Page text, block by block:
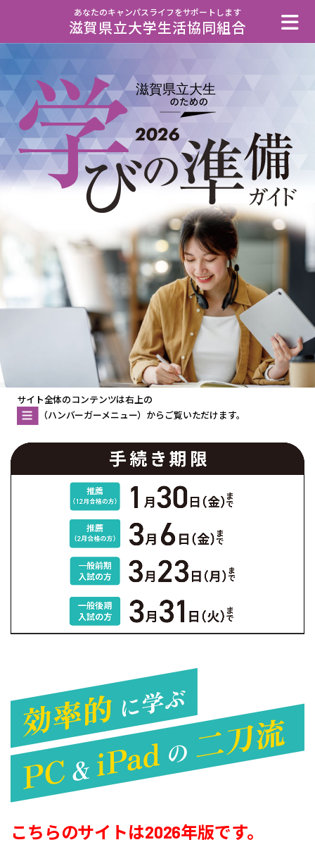
あなたのキャンパスライフをサポートします
滋賀県立大学生活協同組合
サイト全体のコンテンツは右上の
（ハンバーガーメニュー）からご覧いただけます。
こちらのサイトは2026年版です。